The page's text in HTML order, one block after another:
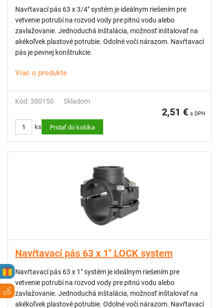
Navŕtavací pás 63 x 3/4" systém je ideálnym riešením pre
vetvenie potrubí na rozvod vody pre pitnú vodu alebo
zavlažovanie. Jednoduchá inštalácia, možnosť inštalovať na
akékoľvek plastové potrubie. Odolné voči nárazom. Navŕtavací
pás je pevnej konštrukcie.
Viac o produkte
Kód: 380150 Skladom
2,51 € s DPH
ks Pridať do košíka
Navŕtavací pás 63 x 1" LOCK system
Navŕtavací pás 63 x 1" systém je ideálnym riešením pre
vetvenie potrubí na rozvod vody pre pitnú vodu alebo
zavlažovanie. Jednoduchá inštalácia, možnosť inštalovať na
akékoľvek plastové potrubie. Odolné voči nárazom. Navŕtavací